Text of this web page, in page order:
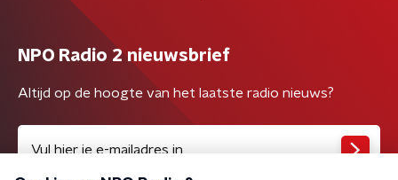
NPO Radio 2 nieuwsbrief
Altijd op de hoogte van het laatste radio nieuws?